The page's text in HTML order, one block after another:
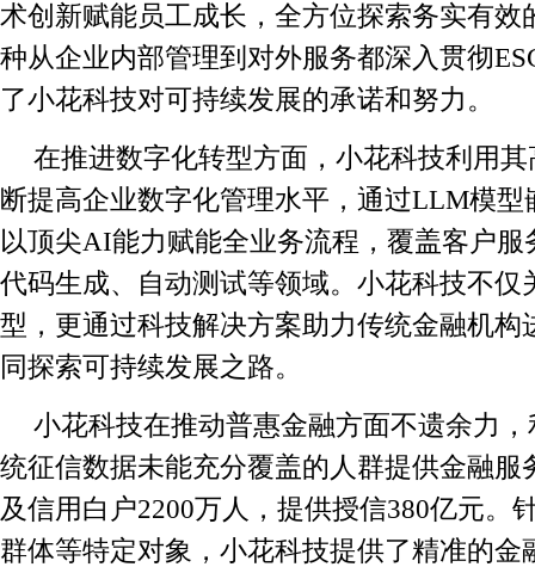
术创新赋能员工成长，全方位探索务实有效
种从企业内部管理到对外服务都深入贯彻
了小花科技对可持续发展的承诺和努力。
在推进数字化转型方面，小花科技利用
断提高企业数字化管理水平，通过LLM模型
以顶尖AI能力赋能全业务流程，覆盖客户服
代码生成、自动测试等领域。小花科技不仅
型，更通过科技解决方案助力传统金融机构
同探索可持续发展之路。
小花科技在推动普惠金融方面不遗余力
统征信数据未能充分覆盖的人群提供金融服
及信用白户2200万人，提供授信380亿元。
群体等特定对象，小花科技提供了精准的金